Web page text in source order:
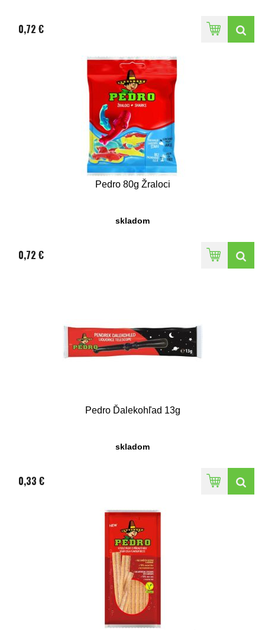
0,72 €
Pedro 80g Žraloci
skladom
0,72 €
Pedro Ďalekohľad 13g
skladom
0,33 €